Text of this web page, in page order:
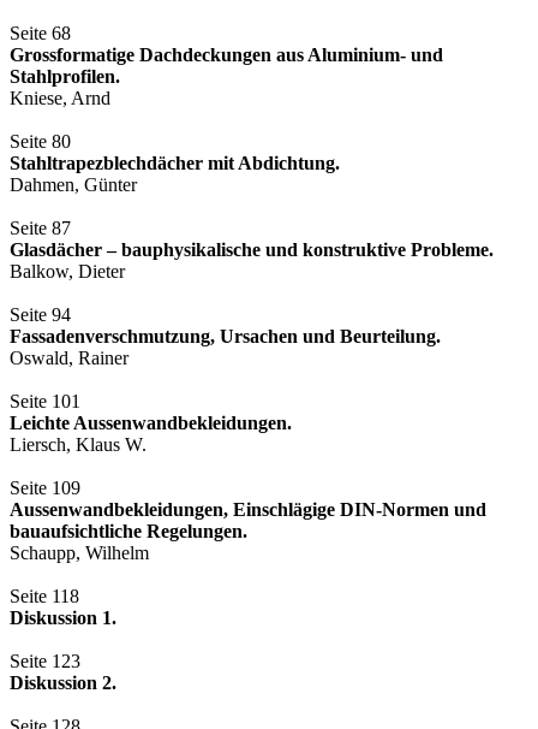
Seite 68
Grossformatige Dachdeckungen aus Aluminium- und
Stahlprofilen.
Kniese, Arnd
Seite 80
Stahltrapezblechdächer mit Abdichtung.
Dahmen, Günter
Seite 87
Glasdächer – bauphysikalische und konstruktive Probleme.
Balkow, Dieter
Seite 94
Fassadenverschmutzung, Ursachen und Beurteilung.
Oswald, Rainer
Seite 101
Leichte Aussenwandbekleidungen.
Liersch, Klaus W.
Seite 109
Aussenwandbekleidungen, Einschlägige DIN-Normen und
bauaufsichtliche Regelungen.
Schaupp, Wilhelm
Seite 118
Diskussion 1.
Seite 123
Diskussion 2.